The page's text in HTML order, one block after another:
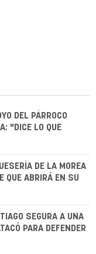
DEL PÁRROCO
"DICE LO QUE
DE LA MOREA
QUE ABRIRÁ EN SU
SEGURA A UNA
PARA DEFENDER